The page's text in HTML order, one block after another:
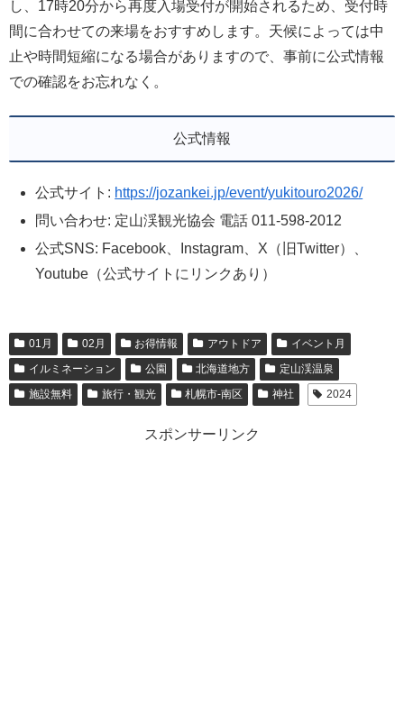
し、17時20分から再度入場受付が開始されるため、受付時
間に合わせての来場をおすすめします。天候によっては中
止や時間短縮になる場合がありますので、事前に公式情報
での確認をお忘れなく。
公式情報
公式サイト: https://jozankei.jp/event/yukitouro2026/
問い合わせ: 定山渓観光協会 電話 011-598-2012
公式SNS: Facebook、Instagram、X（旧Twitter）、
Youtube（公式サイトにリンクあり）
01月 02月 お得情報 アウトドア
イベント月
イルミネーション
公園 北海道地方
定山渓温泉
施設無料
旅行・観光 札幌市-南区 神社 2024
スポンサーリンク